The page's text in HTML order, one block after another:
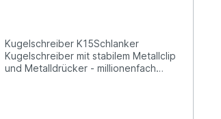
Kugelschreiber K15Schlanker
Kugelschreiber mit stabilem Metallclip
und Metalldrücker - millionenfach